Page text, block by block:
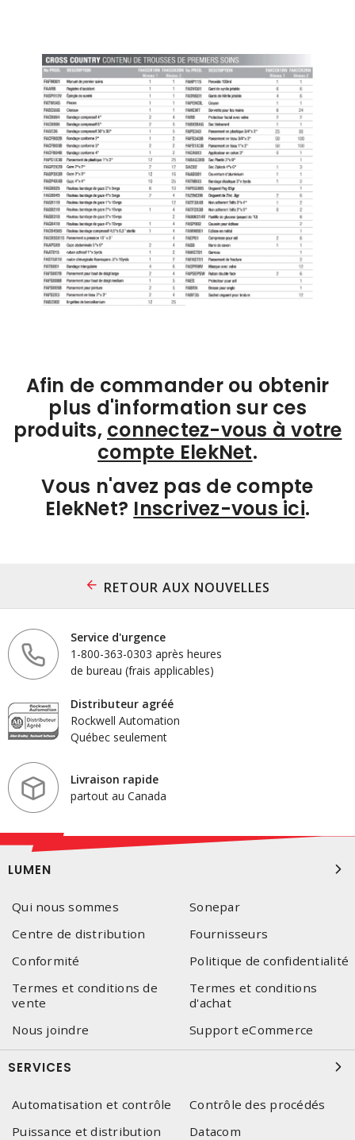
Afin de commander ou obtenir
plus d'information sur ces
produits, connectez-vous à votre
compte ElekNet.
Vous n'avez pas de compte
ElekNet? Inscrivez-vous ici.
RETOUR AUX NOUVELLES
Service d'urgence
1-800-363-0303 après heures
de bureau (frais applicables)
Distributeur agréé
Rockwell Automation
Québec seulement
Livraison rapide
partout au Canada
LUMEN
Qui nous sommes
Sonepar
Centre de distribution
Fournisseurs
Conformité
Politique de confidentialité
Termes et conditions de
vente
Termes et conditions
d'achat
Nous joindre
Support eCommerce
SERVICES
Automatisation et contrôle
Contrôle des procédés
Puissance et distribution
Datacom